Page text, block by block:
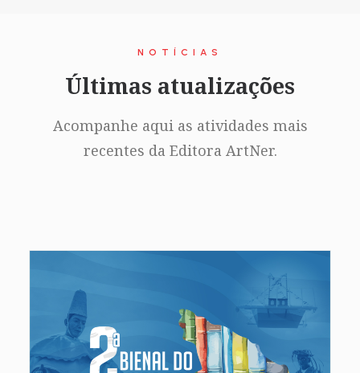
NOTÍCIAS
Últimas atualizações
Acompanhe aqui as atividades mais
recentes da Editora ArtNer.